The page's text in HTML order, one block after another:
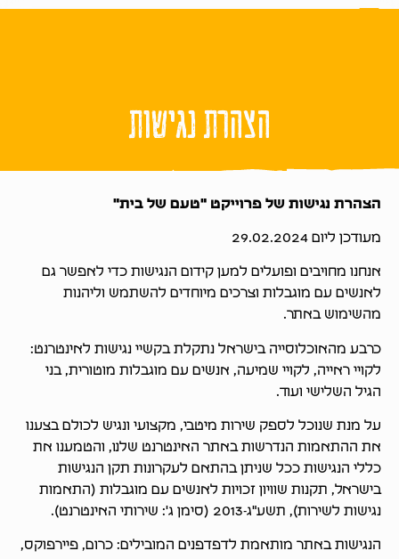
הצהרת נגישות
הצהרת נגישות של פרוייקט "טעם של בית"
מעודכן ליום 29.02.2024
אנחנו מחויבים ופועלים למען קידום הנגישות כדי לאפשר גם
לאנשים עם מוגבלות וצרכים מיוחדים להשתמש וליהנות
מהשימוש באתר.
כרבע מהאוכלוסייה בישראל נתקלת בקשיי נגישות לאינטרנט:
לקויי ראייה, לקויי שמיעה, אנשים עם מוגבלות מוטורית, בני
הגיל השלישי ועוד.
על מנת שנוכל לספק שירות מיטבי, מקצועי ונגיש לכולם בצענו
את ההתאמות הנדרשות באתר האינטרנט שלנו, והטמענו את
כללי הנגישות ככל שניתן בהתאם לעקרונות תקן הנגישות
בישראל, תקנות שוויון זכויות לאנשים עם מוגבלות (התאמות
נגישות לשירות), תשע"ג-2013 (סימן ג': שירותי האינטרנט).
הנגישות באתר מותאמת לדפדפנים המובילים: כרום, פיירפוקס,